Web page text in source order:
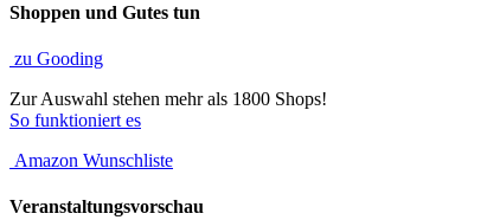
Shoppen und Gutes tun
zu Gooding
Zur Auswahl stehen mehr als 1800 Shops!
So funktioniert es
Amazon Wunschliste
Veranstaltungsvorschau